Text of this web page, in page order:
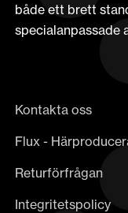
både ett brett
specialanpassade
Kontakta oss
Flux -
Returförfrågan
Integritetspolicy